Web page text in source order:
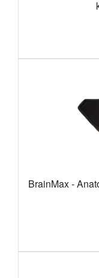
BrainMax -